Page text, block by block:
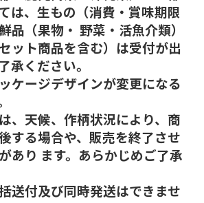
は、生もの（消費・賞味期限
品（果物・ 野菜・活魚介類）
ット商品を含む）は受付が出
承ください。
ケージデザインが変更になる
、天候、作柄状況により、商
する場合や、販売を終了させ
あり ます。あらかじめご了承
送付及び同時発送はできませ